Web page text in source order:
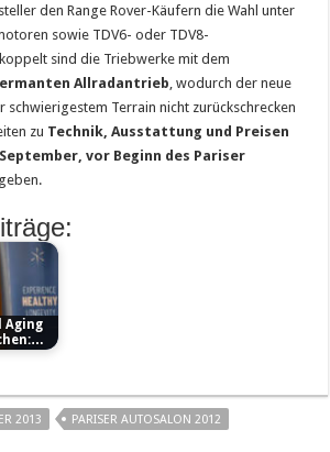
den Range Rover-Käufern die Wahl unter
sowie TDV6- oder TDV8-
sind die Triebwerke mit dem
Allradantrieb , wodurch der neue
schwierigestem Terrain nicht zurückschrecken
zu Technik, Ausstattung und Preisen
vor Beginn des Pariser
Aging
2013 PARISER AUTOSALON 2012